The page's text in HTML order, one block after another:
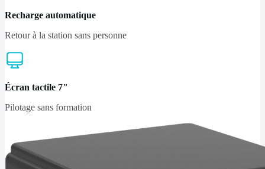
Recharge automatique
Retour à la station sans personne
Écran tactile 7"
Pilotage sans formation